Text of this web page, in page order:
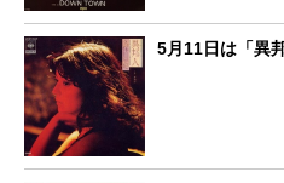
5月11日は「異